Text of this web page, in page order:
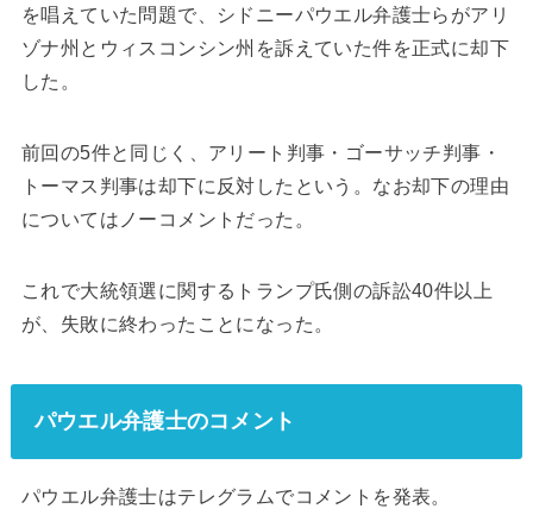
を唱えていた問題で、シドニーパウエル弁護士らがアリ
ゾナ州とウィスコンシン州を訴えていた件を正式に却下
した。
前回の5件と同じく、アリート判事・ゴーサッチ判事・
トーマス判事は却下に反対したという。なお却下の理由
についてはノーコメントだった。
これで大統領選に関するトランプ氏側の訴訟40件以上
が、失敗に終わったことになった。
パウエル弁護士のコメント
パウエル弁護士はテレグラムでコメントを発表。